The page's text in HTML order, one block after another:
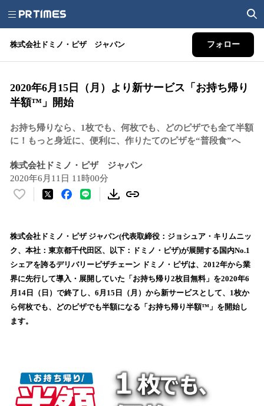
株式会社ドミノ・ピザ ジャパン フォロー
2020年6月15日（月）より新サービス「お持ち帰り
半額™」開始
お持ち帰りなら、1枚でも、何枚でも、どのピザでも全て半額
に！もっと身近に、便利に、作りたてのピザを“普段食”へ
株式会社ドミノ・ピザ ジャパン
2020年6月11日 11時00分
い
！
数
を
読
込
み
中
株式会社ドミノ・ピザ ジャパン(代表取締役：ジョシュア・キリムニッ
ク、本社：東京都千代田区、以下：ドミノ・ピザ)が展開する国内No.1
シェアを誇るデリバリーピザチェーン ドミノ・ピザは、2012年から業
界に先行して導入・展開していた「お持ち帰り2枚目無料」を2020年6
月14日（日）で終了し、6月15日（月）から新サービスとして、1枚か
ら何枚でも、どのピザでも半額になる「お持ち帰り半額™」を開始し
ます。